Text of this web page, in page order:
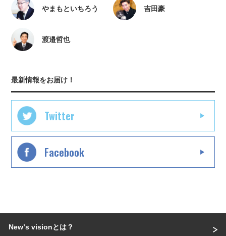
やまもといちろう 吉田豪
渡邉哲也
最新情報をお届け！
Twitter
Facebook
Newʼs visionとは？